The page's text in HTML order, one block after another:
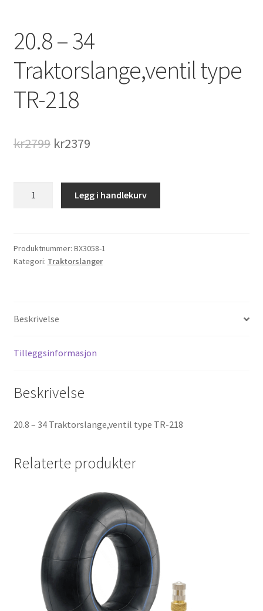
20.8 – 34
Traktorslange,ventil type
TR-218
kr2799 Opprinnelig
var:
kr2799.
kr2379Nåværende
er:
kr2379.
type
TR-
Legg i handlekurv
Produktnummer: BX3058-1
Kategori: Traktorslanger
Beskrivelse
Tilleggsinformasjon
Beskrivelse
20.8 – 34 Traktorslange,ventil type TR-218
Relaterte produkter